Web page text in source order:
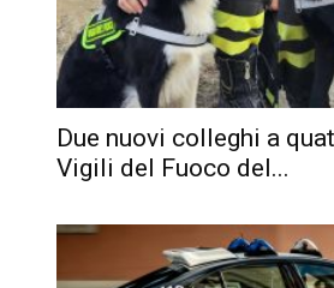
Due nuovi colleghi a
Vigili del Fuoco del...